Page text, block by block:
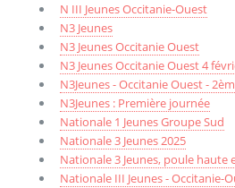
N III Jeunes Occitanie-Ouest
N3 Jeunes
N3 Jeunes Occitanie Ouest
N3 Jeunes Occitanie Ouest 4
N3Jeunes - Occitanie Ouest -
N3Jeunes : Première journée
Nationale 1 Jeunes Groupe Sud
Nationale 3 Jeunes 2025
Nationale 3 Jeunes, poule haute
Nationale III Jeunes - Occitanie-